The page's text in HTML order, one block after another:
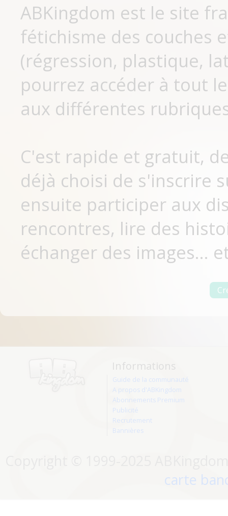
ABKingdom est le site
fétichisme des couches
(régression, plastique,
pourrez accéder à tout
aux différentes
C'est rapide et gratuit,
déjà choisi de s'inscrire
ensuite participer aux
rencontres, lire des
échanger des images...
Informations
Guide de la communauté
A propos d'ABKingdom
Abonnements Premium
Publicité
Recrutement
Bannières
carte